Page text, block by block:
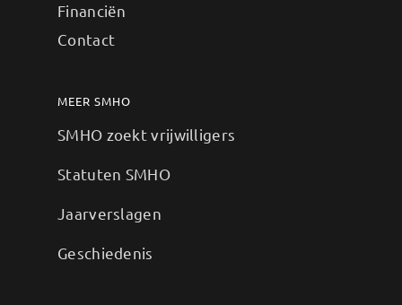
Financiën
Contact
MEER SMHO
SMHO zoekt vrijwilligers
Statuten SMHO
Jaarverslagen
Geschiedenis